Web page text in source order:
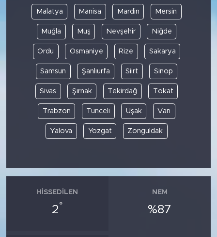
Malatya Manisa Mardin Mersin
Muğla Muş Nevşehir Niğde
Ordu Osmaniye Rize Sakarya
Samsun Şanlıurfa Siirt Sinop
Sivas Şırnak Tekirdağ Tokat
Trabzon Tunceli Uşak Van
Yalova Yozgat Zonguldak
HISSEDILEN
2°
NEM
%87